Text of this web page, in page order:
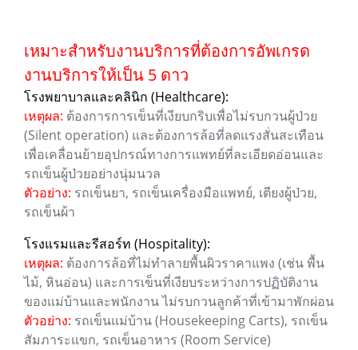
เหมาะสำหรับงานบริการที่ต้องการอัพเกรด
งานบริการให้เป็น 5 ดาว
โรงพยาบาลและคลินิก (Healthcare):
เหตุผล: ต้องการการเข็นที่เงียบกริบเพื่อไม่รบกวนผู้ป่วย
(Silent operation) และต้องการล้อที่ลดแรงสั่นสะเทือน
เพื่อเคลื่อนย้ายอุปกรณ์ทางการแพทย์ที่ละเอียดอ่อนและ
รถเข็นผู้ป่วยอย่างนุ่มนวล
ตัวอย่าง: รถเข็นยา, รถเข็นเครื่องมือแพทย์, เตียงผู้ป่วย,
รถเข็นผ้า
โรงแรมและรีสอร์ท (Hospitality):
เหตุผล: ต้องการล้อที่ไม่ทำลายพื้นผิวราคาแพง (เช่น พื้น
ไม้, หินอ่อน) และการเข็นที่เงียบระหว่างการปฏิบัติงาน
ของแม่บ้านและพนักงาน ไม่รบกวนลูกค้าที่เข้ามาพักผ่อน
ตัวอย่าง: รถเข็นแม่บ้าน (Housekeeping Carts), รถเข็น
สัมภาระแขก, รถเข็นอาหาร (Room Service)